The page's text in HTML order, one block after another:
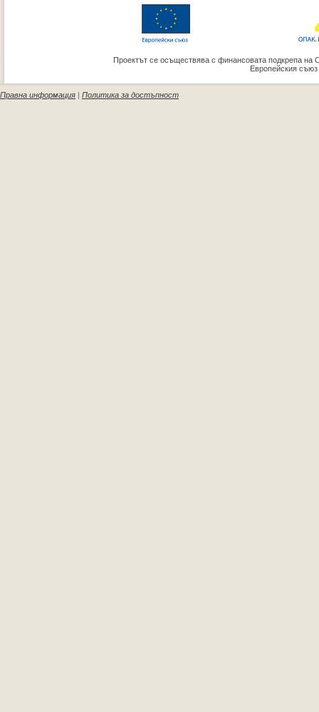
Проектът се осъществява с финансовата подкрепа на
Европейския
Правна информация | Политика за достъпност